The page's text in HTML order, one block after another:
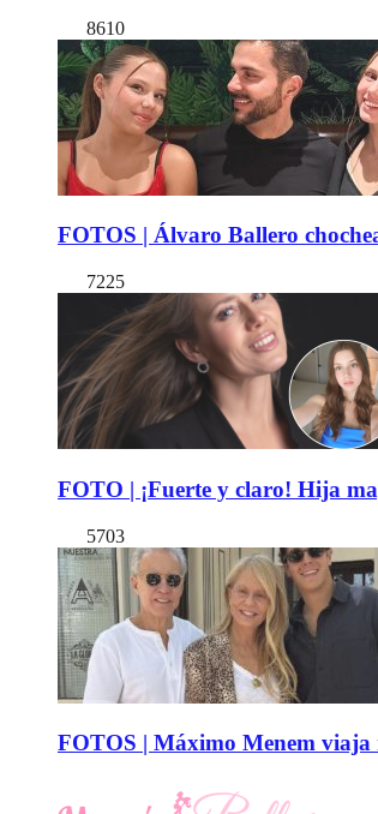
8610
FOTOS | Álvaro Ballero
7225
FOTO | ¡Fuerte y claro! Hija
5703
FOTOS | Máximo Menem viaja